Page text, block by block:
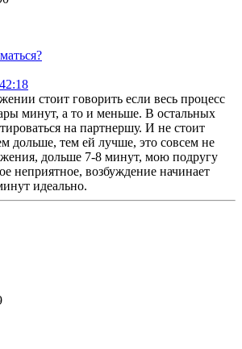
стоит говорить если весь процесс
минут, а то и меньше. В остальных
на партнершу. И не стоит
дольше, тем ей лучше, это совсем не
дольше 7-8 минут, мою подругу
неприятное, возбуждение начинает
идеально.